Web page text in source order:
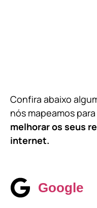
Confira abaixo
nós mapeamos
melhorar os seus
internet.
Google